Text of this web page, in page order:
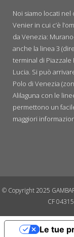
Noi siamo locati
Venier in cui c’è
da Venezia:
anche la linea 3
terminal di Piazzale
Lucia. Si può
Polo di Venezia
Alilaguna con le
permettono un
maggiori
© Copyright 2025
CF
Le tue